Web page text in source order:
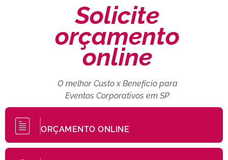
Solicite
orçamento
online
O melhor Custo x Benefício para
Eventos Corporativos em SP
ORÇAMENTO ONLINE